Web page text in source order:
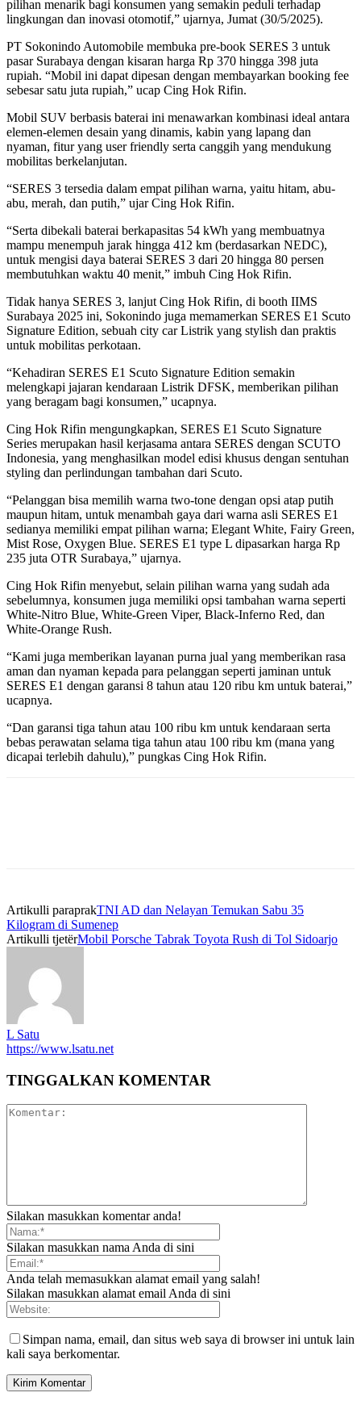
pilihan menarik bagi konsumen yang semakin peduli terhadap
lingkungan dan inovasi otomotif,” ujarnya, Jumat (30/5/2025).
PT Sokonindo Automobile membuka pre-book SERES 3 untuk
pasar Surabaya dengan kisaran harga Rp 370 hingga 398 juta
rupiah. “Mobil ini dapat dipesan dengan membayarkan booking fee
sebesar satu juta rupiah,” ucap Cing Hok Rifin.
Mobil SUV berbasis baterai ini menawarkan kombinasi ideal antara
elemen-elemen desain yang dinamis, kabin yang lapang dan
nyaman, fitur yang user friendly serta canggih yang mendukung
mobilitas berkelanjutan.
“SERES 3 tersedia dalam empat pilihan warna, yaitu hitam, abu-
abu, merah, dan putih,” ujar Cing Hok Rifin.
“Serta dibekali baterai berkapasitas 54 kWh yang membuatnya
mampu menempuh jarak hingga 412 km (berdasarkan NEDC),
untuk mengisi daya baterai SERES 3 dari 20 hingga 80 persen
membutuhkan waktu 40 menit,” imbuh Cing Hok Rifin.
Tidak hanya SERES 3, lanjut Cing Hok Rifin, di booth IIMS
Surabaya 2025 ini, Sokonindo juga memamerkan SERES E1 Scuto
Signature Edition, sebuah city car Listrik yang stylish dan praktis
untuk mobilitas perkotaan.
“Kehadiran SERES E1 Scuto Signature Edition semakin
melengkapi jajaran kendaraan Listrik DFSK, memberikan pilihan
yang beragam bagi konsumen,” ucapnya.
Cing Hok Rifin mengungkapkan, SERES E1 Scuto Signature
Series merupakan hasil kerjasama antara SERES dengan SCUTO
Indonesia, yang menghasilkan model edisi khusus dengan sentuhan
styling dan perlindungan tambahan dari Scuto.
“Pelanggan bisa memilih warna two-tone dengan opsi atap putih
maupun hitam, untuk menambah gaya dari warna asli SERES E1
sedianya memiliki empat pilihan warna; Elegant White, Fairy Green,
Mist Rose, Oxygen Blue. SERES E1 type L dipasarkan harga Rp
235 juta OTR Surabaya,” ujarnya.
Cing Hok Rifin menyebut, selain pilihan warna yang sudah ada
sebelumnya, konsumen juga memiliki opsi tambahan warna seperti
White-Nitro Blue, White-Green Viper, Black-Inferno Red, dan
White-Orange Rush.
“Kami juga memberikan layanan purna jual yang memberikan rasa
aman dan nyaman kepada para pelanggan seperti jaminan untuk
SERES E1 dengan garansi 8 tahun atau 120 ribu km untuk baterai,”
ucapnya.
“Dan garansi tiga tahun atau 100 ribu km untuk kendaraan serta
bebas perawatan selama tiga tahun atau 100 ribu km (mana yang
dicapai terlebih dahulu),” pungkas Cing Hok Rifin.
Artikulli paraprakTNI AD dan Nelayan Temukan Sabu 35
Kilogram di Sumenep
Artikulli tjetërMobil Porsche Tabrak Toyota Rush di Tol Sidoarjo
L Satu
https://www.lsatu.net
TINGGALKAN KOMENTAR
Silakan masukkan komentar anda!
Silakan masukkan nama Anda di sini
Anda telah memasukkan alamat email yang salah!
Silakan masukkan alamat email Anda di sini
Simpan nama, email, dan situs web saya di browser ini untuk lain
kali saya berkomentar.